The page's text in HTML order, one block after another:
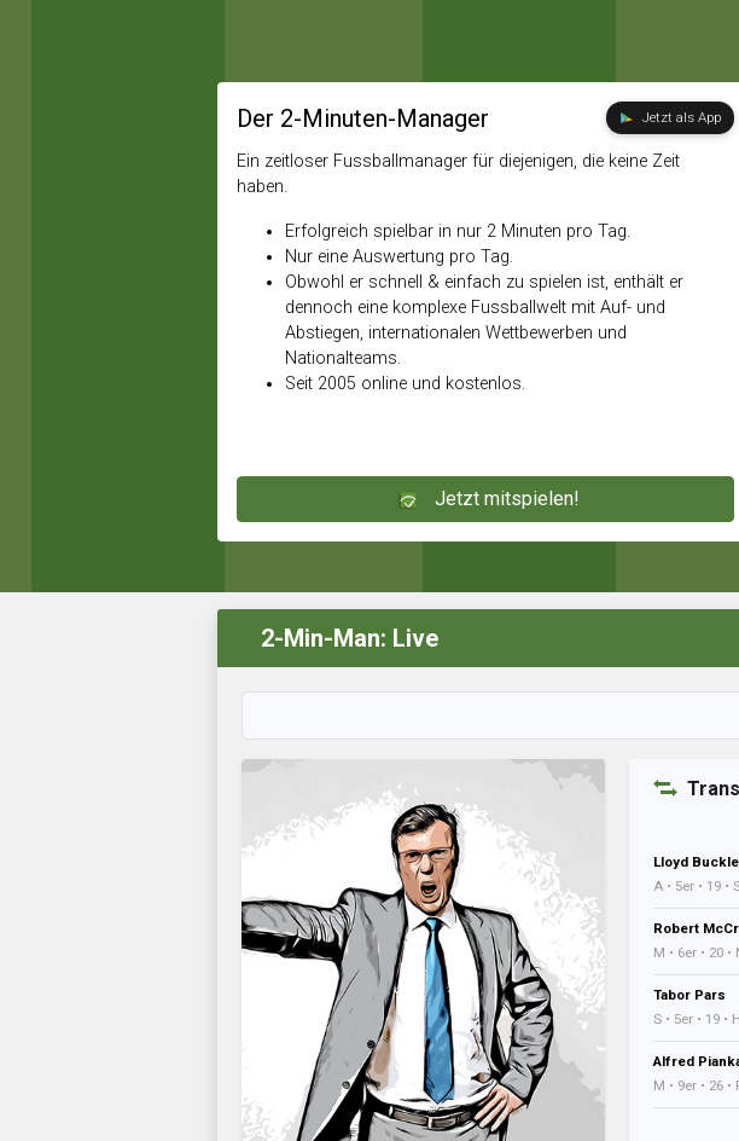
Der 2-Minuten-Manager Jetzt als App
Ein zeitloser Fussballmanager für diejenigen, die keine Zeit
haben.
Erfolgreich spielbar in nur 2 Minuten pro Tag.
Nur eine Auswertung pro Tag.
Obwohl er schnell & einfach zu spielen ist, enthält er
dennoch eine komplexe Fussballwelt mit Auf- und
Abstiegen, internationalen Wettbewerben und
Nationalteams.
Seit 2005 online und kostenlos.
Jetzt mitspielen!
2-Min-Man: Live
Lloyd
A • 5er • 19 •
Robert
M • 6er • 20
Tabor Pars
S • 5er • 19 •
Alfred
M • 9er • 26